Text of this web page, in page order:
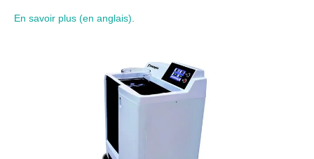
En savoir plus (en anglais).